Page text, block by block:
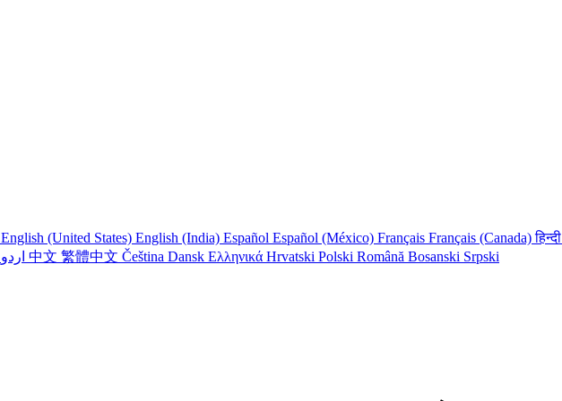
English (United States) English (India) Español Español (México) Français Français (Canada)हिन्दी
中文 繁體中文 Čeština Dansk Ελληνικά Hrvatski Polski Română Bosanski Srpski